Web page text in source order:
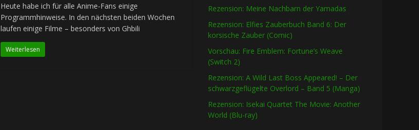
Heute habe ich für alle Anime-Fans einige
Programmhinweise. In den nächsten beiden Wochen
laufen einige Filme – besonders von Ghbili
Weiterlesen
Rezension: Meine Nachbarn der Yamadas
Rezension: Elfies Zauberbuch Band 6: Der
korsische Zauber (Comic)
Vorschau: Fire Emblem: Fortune’s Weave
(Switch 2)
Rezension: A Wild Last Boss Appeared! – Der
schwarzgeflügelte Overlord – Band 5 (Manga)
Rezension: Isekai Quartet The Movie: Another
World (Blu-ray)